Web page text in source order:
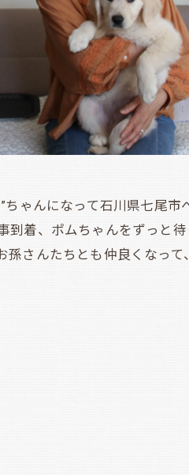
ゃんになって石川県七尾
到着、ポムちゃんをずっと
さんたちとも仲良くなって